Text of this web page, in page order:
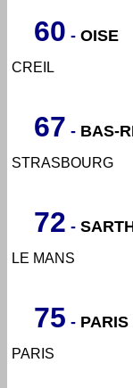
60 - OISE
CREIL
67 - BAS-
STRASBOURG
72 -
LE MANS
75 -
PARIS